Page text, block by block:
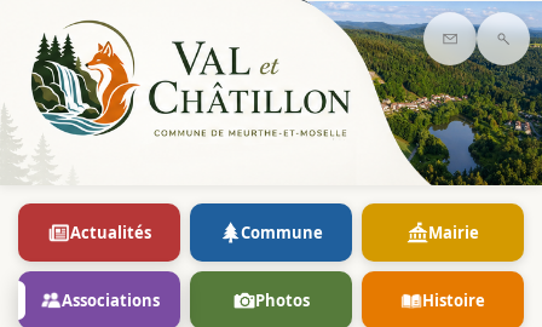
Contact
Actualités Commune Mairie
Associations Photos Histoire